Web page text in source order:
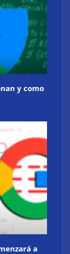
y como
a